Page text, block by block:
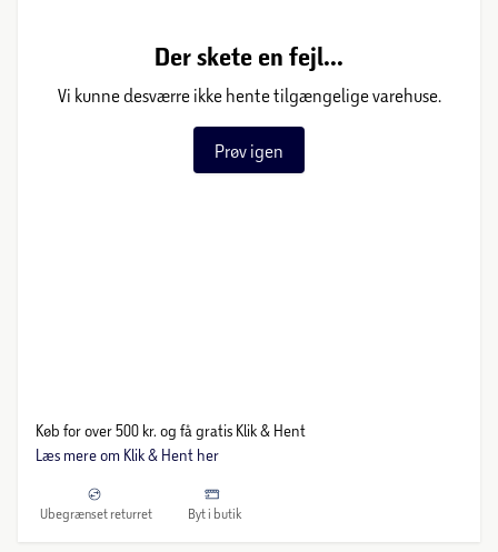
Der skete en fejl...
Vi kunne desværre ikke hente tilgængelige varehuse.
Prøv igen
Køb for over 500 kr. og få gratis Klik & Hent
Læs mere om Klik & Hent her
Ubegrænset returret Byt i butik